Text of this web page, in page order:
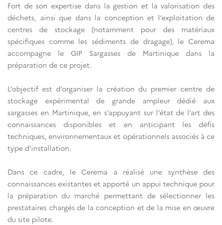
Fort de son expertise dans la gestion et la valorisation des
déchets, ainsi que dans la conception et l’exploitation de
centres de stockage (notamment pour des matériaux
spécifiques comme les sédiments de dragage), le Cerema
accompagne le GIP Sargasses de Martinique dans la
préparation de ce projet.
L’objectif est d’organiser la création du premier centre de
stockage expérimental de grande ampleur dédié aux
sargasses en Martinique, en s’appuyant sur l’état de l’art des
connaissances disponibles et en anticipant les défis
techniques, environnementaux et opérationnels associés à ce
type d’installation.
Dans ce cadre, le Cerema a réalisé une synthèse des
connaissances existantes et apporté un appui technique pour
la préparation du marché permettant de sélectionner les
prestataires chargés de la conception et de la mise en œuvre
du site pilote.